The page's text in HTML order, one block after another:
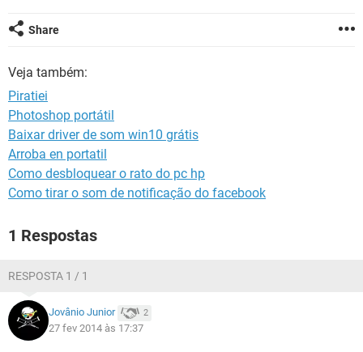
Share
Veja também:
Piratiei
Photoshop portátil
Baixar driver de som win10 grátis
Arroba en portatil
Como desbloquear o rato do pc hp
Como tirar o som de notificação do facebook
1 Respostas
RESPOSTA 1 / 1
Jovânio Junior 2
27 fev 2014 às 17:37